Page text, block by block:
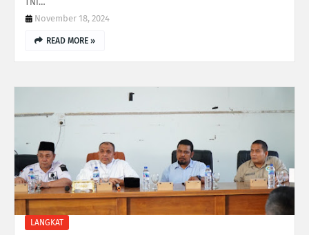
November 18, 2024
READ MORE »
LANGKAT